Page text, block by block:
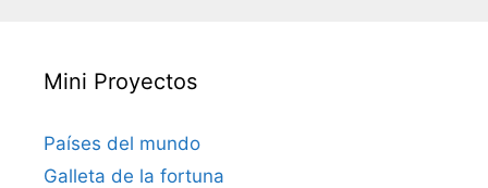
Mini Proyectos
Países del mundo
Galleta de la fortuna